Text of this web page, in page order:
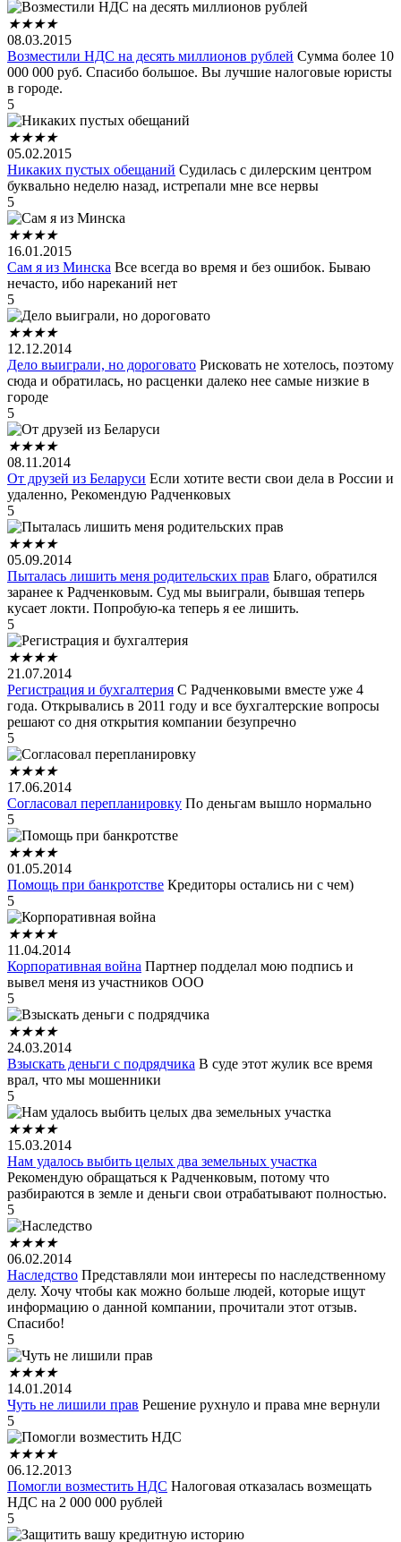
★★★★
08.03.2015
Возместили НДС на десять миллионов рублей Сумма более 10
000 000 руб. Спасибо большое. Вы лучшие налоговые юристы
в городе.
5
★★★★
05.02.2015
Никаких пустых обещаний Судилась с дилерским центром
буквально неделю назад, истрепали мне все нервы
5
★★★★
16.01.2015
Сам я из Минска Все всегда во время и без ошибок. Бываю
нечасто, ибо нареканий нет
5
★★★★
12.12.2014
Дело выиграли, но дороговато Рисковать не хотелось, поэтому
сюда и обратилась, но расценки далеко нее самые низкие в
городе
5
★★★★
08.11.2014
От друзей из Беларуси Если хотите вести свои дела в России и
удаленно, Рекомендую Радченковых
5
★★★★
05.09.2014
Пыталась лишить меня родительских прав Благо, обратился
заранее к Радченковым. Суд мы выиграли, бывшая теперь
кусает локти. Попробую-ка теперь я ее лишить.
5
★★★★
21.07.2014
Регистрация и бухгалтерия С Радченковыми вместе уже 4
года. Открывались в 2011 году и все бухгалтерские вопросы
решают со дня открытия компании безупречно
5
★★★★
17.06.2014
Согласовал перепланировку По деньгам вышло нормально
5
★★★★
01.05.2014
Помощь при банкротстве Кредиторы остались ни с чем)
5
★★★★
11.04.2014
Корпоративная война Партнер подделал мою подпись и
вывел меня из участников ООО
5
★★★★
24.03.2014
Взыскать деньги с подрядчика В суде этот жулик все время
врал, что мы мошенники
5
★★★★
15.03.2014
Нам удалось выбить целых два земельных участка
Рекомендую обращаться к Радченковым, потому что
разбираются в земле и деньги свои отрабатывают полностью.
5
★★★★
06.02.2014
Наследство Представляли мои интересы по наследственному
делу. Хочу чтобы как можно больше людей, которые ищут
информацию о данной компании, прочитали этот отзыв.
Спасибо!
5
★★★★
14.01.2014
Чуть не лишили прав Решение рухнуло и права мне вернули
5
★★★★
06.12.2013
Помогли возместить НДС Налоговая отказалась возмещать
НДС на 2 000 000 рублей
5